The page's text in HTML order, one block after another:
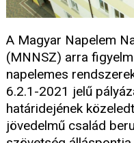
A Magyar Napelem
(MNNSZ) arra
napelemes
6.2.1-2021 jelű
határidejének
jövedelmű család